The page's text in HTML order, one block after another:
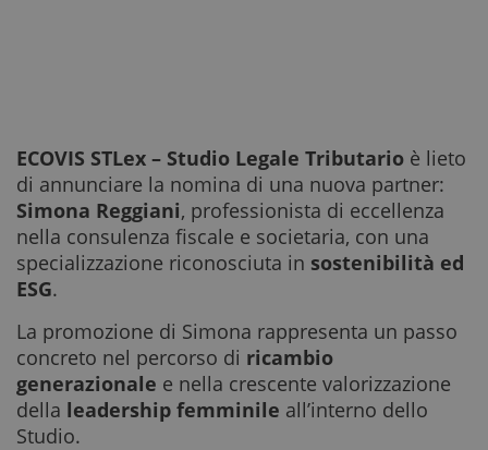
ECOVIS STLex – Studio Legale Tributario è lieto
di annunciare la nomina di una nuova partner:
Simona Reggiani, professionista di eccellenza
nella consulenza fiscale e societaria, con una
specializzazione riconosciuta in sostenibilità ed
ESG.
La promozione di Simona rappresenta un passo
concreto nel percorso di ricambio
generazionale e nella crescente valorizzazione
della leadership femminile all’interno dello
Studio.